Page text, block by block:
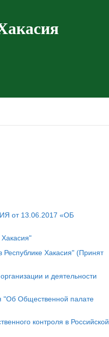
от 13.06.2017 «ОБ
Хакасия" (Принят
и деятельности
"Об Общественной палате
контроля в Российской